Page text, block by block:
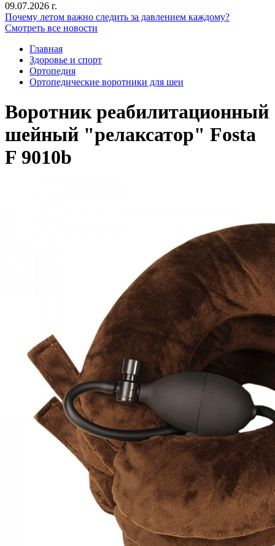
09.07.2026 г.
Почему летом важно следить за давлением каждому?
Смотреть все новости
Главная
Здоровье и спорт
Ортопедия
Ортопедические воротники для шеи
Воротник реабилитационный
шейный "релаксатор" Fosta
F 9010b